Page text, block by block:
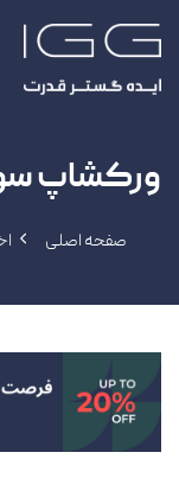
ورکشاپ
صفحه اصلی